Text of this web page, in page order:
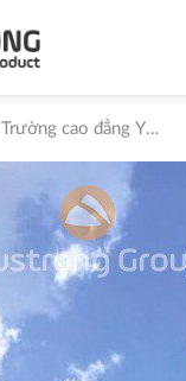
Trường cao đẳng Y